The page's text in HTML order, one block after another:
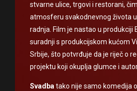
stvarne ulice, trgovi i restorani,
atmosferu svakodnevnog života
radnja. Film je nastao u produkciji
suradnji s produkcijskom kućom
Srbije, što potvrđuje da je riječ o
projektu koji okuplja glumce i
Svadbatako nije samo komedija